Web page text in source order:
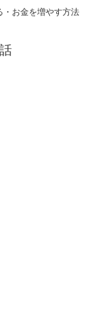
・お金を増やす方法